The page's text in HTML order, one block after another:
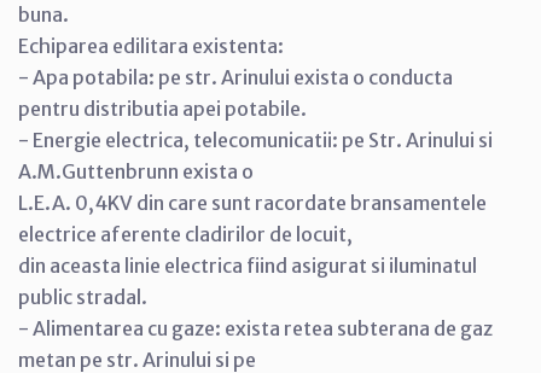
buna.
Echiparea edilitara existenta:
- Apa potabila: pe str. Arinului exista o conducta
pentru distributia apei potabile.
- Energie electrica, telecomunicatii: pe Str. Arinului si
A.M.Guttenbrunn exista o
L.E.A. 0,4KV din care sunt racordate bransamentele
electrice aferente cladirilor de locuit,
din aceasta linie electrica fiind asigurat si iluminatul
public stradal.
- Alimentarea cu gaze: exista retea subterana de gaz
metan pe str. Arinului si pe